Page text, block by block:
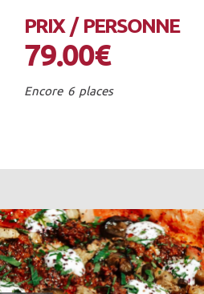
PRIX / PERSONNE
79.00€
Encore 6 places